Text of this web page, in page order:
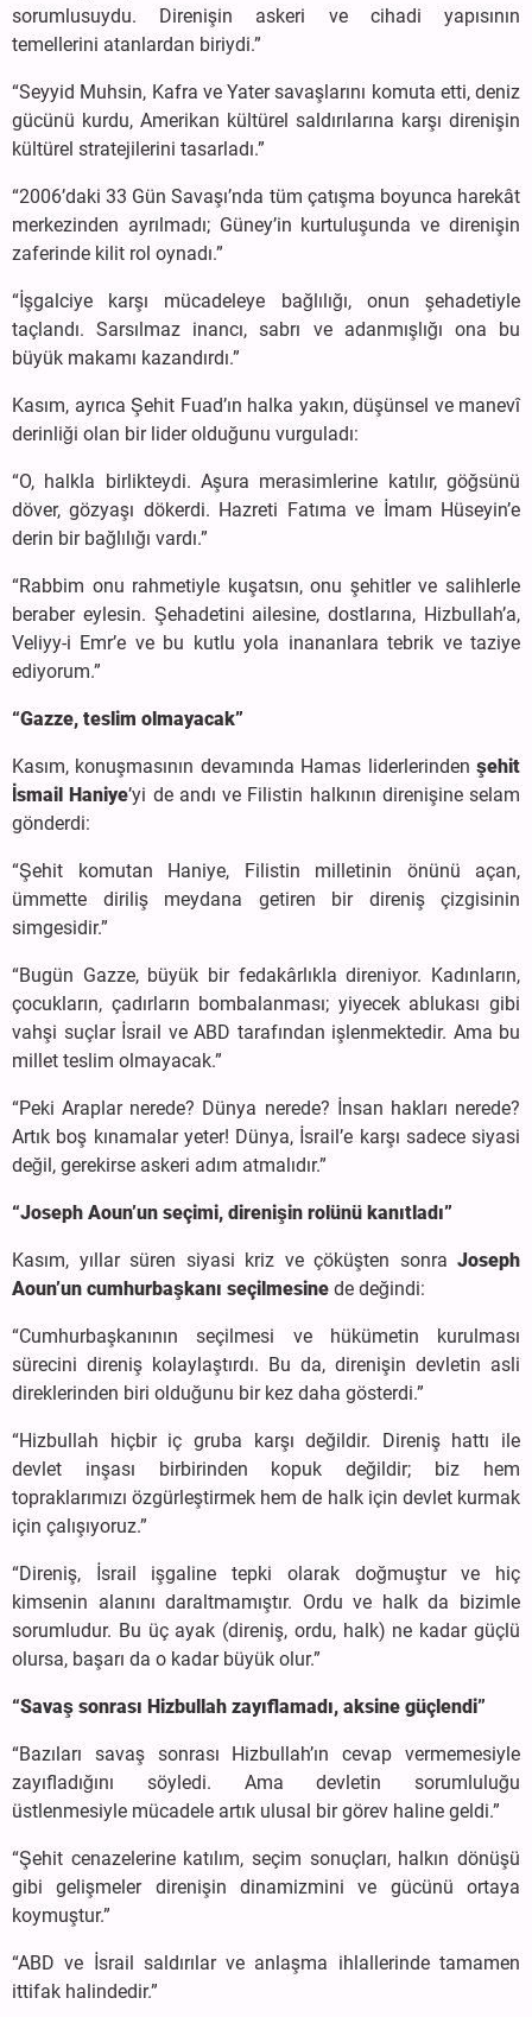
sorumlusuydu. Direnişin askeri ve cihadi yapısının
temellerini atanlardan biriydi.”
“Seyyid Muhsin, Kafra ve Yater savaşlarını komuta etti, deniz
gücünü kurdu, Amerikan kültürel saldırılarına karşı direnişin
kültürel stratejilerini tasarladı.”
“2006’daki 33 Gün Savaşı’nda tüm çatışma boyunca harekât
merkezinden ayrılmadı; Güney’in kurtuluşunda ve direnişin
zaferinde kilit rol oynadı.”
“İşgalciye karşı mücadeleye bağlılığı, onun şehadetiyle
taçlandı. Sarsılmaz inancı, sabrı ve adanmışlığı ona bu
büyük makamı kazandırdı.”
Kasım, ayrıca Şehit Fuad’ın halka yakın, düşünsel ve manevî
derinliği olan bir lider olduğunu vurguladı:
“O, halkla birlikteydi. Aşura merasimlerine katılır, göğsünü
döver, gözyaşı dökerdi. Hazreti Fatıma ve İmam Hüseyin’e
derin bir bağlılığı vardı.”
“Rabbim onu rahmetiyle kuşatsın, onu şehitler ve salihlerle
beraber eylesin. Şehadetini ailesine, dostlarına, Hizbullah’a,
Veliyy-i Emr’e ve bu kutlu yola inananlara tebrik ve taziye
ediyorum.”
“Gazze, teslim olmayacak”
Kasım, konuşmasının devamında Hamas liderlerinden şehit
İsmail Haniye’yi de andı ve Filistin halkının direnişine selam
gönderdi:
“Şehit komutan Haniye, Filistin milletinin önünü açan,
ümmette diriliş meydana getiren bir direniş çizgisinin
simgesidir.”
“Bugün Gazze, büyük bir fedakârlıkla direniyor. Kadınların,
çocukların, çadırların bombalanması; yiyecek ablukası gibi
vahşi suçlar İsrail ve ABD tarafından işlenmektedir. Ama bu
millet teslim olmayacak.”
“Peki Araplar nerede? Dünya nerede? İnsan hakları nerede?
Artık boş kınamalar yeter! Dünya, İsrail’e karşı sadece siyasi
değil, gerekirse askeri adım atmalıdır.”
“Joseph Aoun’un seçimi, direnişin rolünü kanıtladı”
Kasım, yıllar süren siyasi kriz ve çöküşten sonra Joseph
Aoun’un cumhurbaşkanı seçilmesine de değindi:
“Cumhurbaşkanının seçilmesi ve hükümetin kurulması
sürecini direniş kolaylaştırdı. Bu da, direnişin devletin asli
direklerinden biri olduğunu bir kez daha gösterdi.”
“Hizbullah hiçbir iç gruba karşı değildir. Direniş hattı ile
devlet inşası birbirinden kopuk değildir; biz hem
topraklarımızı özgürleştirmek hem de halk için devlet kurmak
için çalışıyoruz.”
“Direniş, İsrail işgaline tepki olarak doğmuştur ve hiç
kimsenin alanını daraltmamıştır. Ordu ve halk da bizimle
sorumludur. Bu üç ayak (direniş, ordu, halk) ne kadar güçlü
olursa, başarı da o kadar büyük olur.”
“Savaş sonrası Hizbullah zayıflamadı, aksine güçlendi”
“Bazıları savaş sonrası Hizbullah’ın cevap vermemesiyle
zayıfladığını söyledi. Ama devletin sorumluluğu
üstlenmesiyle mücadele artık ulusal bir görev haline geldi.”
“Şehit cenazelerine katılım, seçim sonuçları, halkın dönüşü
gibi gelişmeler direnişin dinamizmini ve gücünü ortaya
koymuştur.”
“ABD ve İsrail saldırılar ve anlaşma ihlallerinde tamamen
ittifak halindedir.”